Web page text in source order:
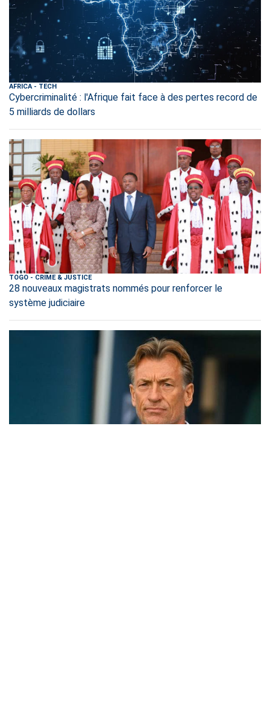
AFRICA- TECH
Cybercriminalité : l'Afrique fait face à des pertes record de
5 milliards de dollars
TOGO - CRIME & JUSTICE
28 nouveaux magistrats nommés pour renforcer le
système judiciaire